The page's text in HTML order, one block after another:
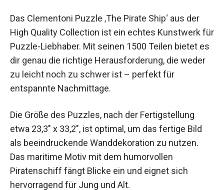
Das Clementoni Puzzle ‚The Pirate Ship‘ aus der
High Quality Collection ist ein echtes Kunstwerk für
Puzzle-Liebhaber. Mit seinen 1500 Teilen bietet es
dir genau die richtige Herausforderung, die weder
zu leicht noch zu schwer ist – perfekt für
entspannte Nachmittage.
Die Größe des Puzzles, nach der Fertigstellung
etwa 23,3″ x 33,2″, ist optimal, um das fertige Bild
als beeindruckende Wanddekoration zu nutzen.
Das maritime Motiv mit dem humorvollen
Piratenschiff fängt Blicke ein und eignet sich
hervorragend für Jung und Alt.